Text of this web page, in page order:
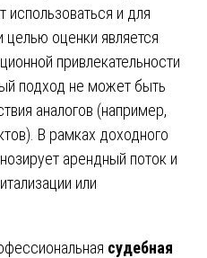
и для
оценки является
привлекательности
подход не может быть
аналогов (например,
В рамках доходного
арендный поток и
или
судебная